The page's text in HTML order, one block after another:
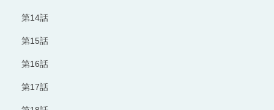
第14話
第15話
第16話
第17話